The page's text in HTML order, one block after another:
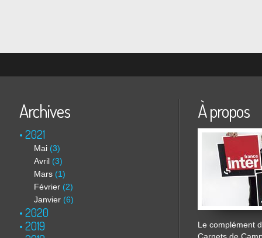
Archives
2021
Mai (3)
Avril (3)
Mars (1)
Février (2)
Janvier (6)
2020
2019
À propos
Le complément